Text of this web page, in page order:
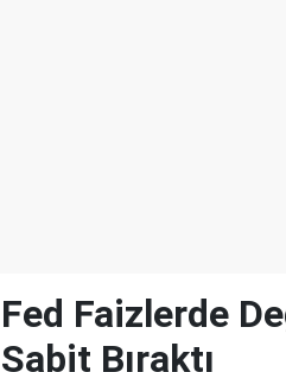
Fed Faizlerde
Sabit Bıraktı